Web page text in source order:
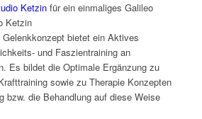
Ketzinfür ein einmaliges Galileo
Ketzin
bietet ein Aktives
und Faszientraining an
Es bildet die Optimale Ergänzung zu
sowie zu Therapie Konzepten
bzw. die Behandlung auf diese Weise